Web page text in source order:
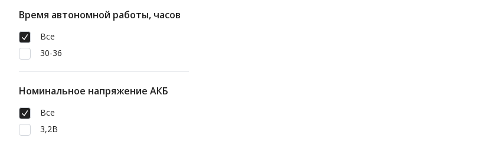
Время автономной работы, часов
Все
30-36
Номинальное напряжение АКБ
Все
3,2В